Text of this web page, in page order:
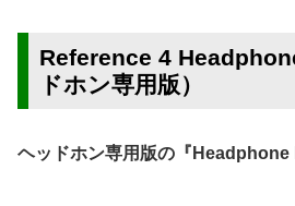
Reference 4
ドホン専用版）
ヘッドホン専用版の『Headphone